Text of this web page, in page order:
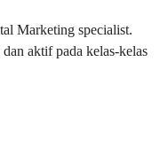
Marketing specialist.
aktif pada kelas-kelas